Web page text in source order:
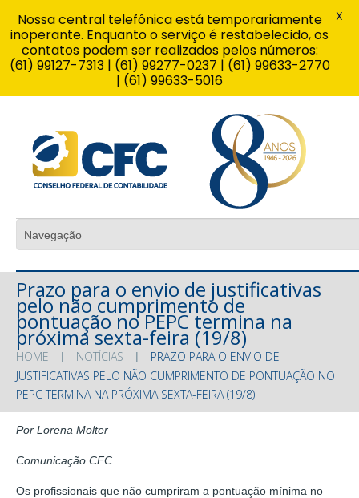
Prazo para o envio de justificativas
pelo não cumprimento de
pontuação no PEPC termina na
próxima sexta-feira (19/8)
HOME NOTÍCIAS
PRAZO PARA O ENVIO DE
JUSTIFICATIVAS PELO NÃO CUMPRIMENTO DE PONTUAÇÃO NO
PEPC TERMINA NA PRÓXIMA SEXTA-FEIRA (19/8)
Por Lorena Molter
Comunicação CFC
Os profissionais que não cumpriram a pontuação mínima no
Nossa central telefônica está temporariamente
inoperante. Enquanto o serviço é restabelecido, os
contatos podem ser realizados pelos números:
(61) 99127-7313 | (61) 99277-0237 | (61) 99633-2770
| (61) 99633-5016
X